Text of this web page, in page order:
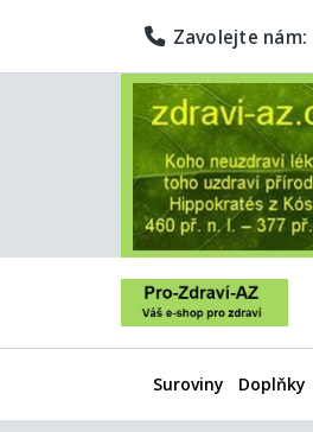
Zavolejte nám:
Suroviny Doplňky